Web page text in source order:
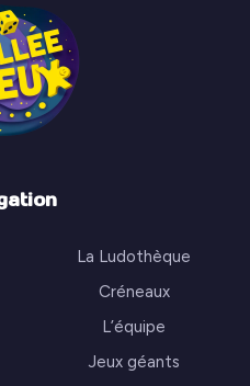
La Ludothèque
Créneaux
L’équipe
Jeux géants